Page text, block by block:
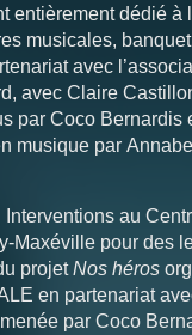
entièrement dédié à
musicales,
avec
avec Claire
par Coco Bernardis
musique par
Interventions au
Maxéville pour des
projetNos héros
en partenariat
par Coco